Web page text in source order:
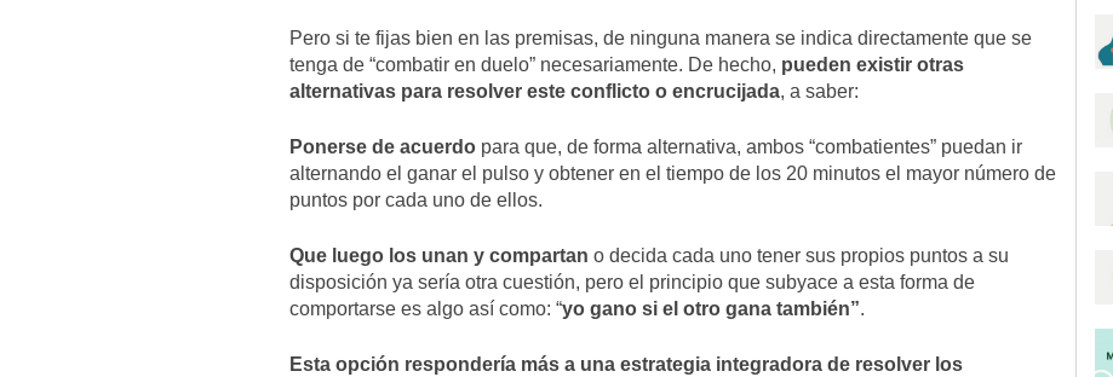
Pero si te fijas bien en las premisas, de ninguna manera se indica directamente que se
tenga de “combatir en duelo” necesariamente. De hecho, pueden existir otras
alternativas para resolver este conflicto o encrucijada, a saber:
Ponerse de acuerdo para que, de forma alternativa, ambos “combatientes” puedan ir
alternando el ganar el pulso y obtener en el tiempo de los 20 minutos el mayor número de
puntos por cada uno de ellos.
Que luego los unan y compartan o decida cada uno tener sus propios puntos a su
disposición ya sería otra cuestión, pero el principio que subyace a esta forma de
comportarse es algo así como: “yo gano si el otro gana también”.
Esta opción respondería más a una estrategia integradora de resolver los